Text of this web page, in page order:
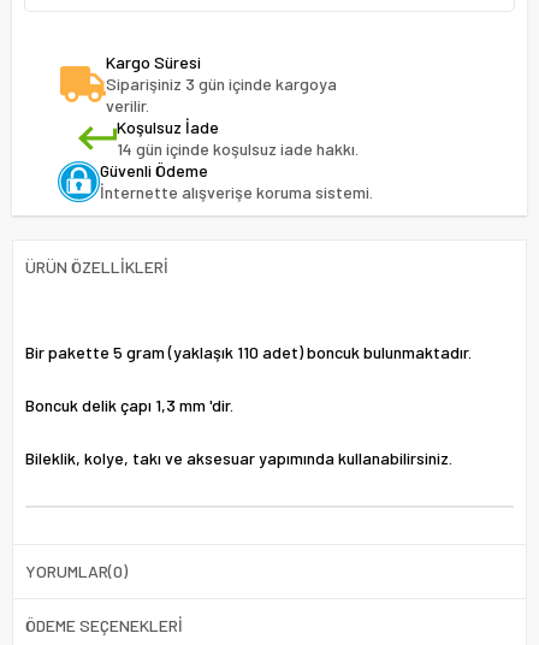
Kargo Süresi
Siparişiniz 3 gün içinde kargoya
verilir.
Koşulsuz İade
14 gün içinde koşulsuz iade hakkı.
Güvenli Ödeme
İnternette alışverişe koruma sistemi.
ÜRÜN ÖZELLIKLERI
Bir pakette 5 gram (yaklaşık 110 adet) boncuk bulunmaktadır.
Boncuk delik çapı 1,3 mm 'dir.
Bileklik, kolye, takı ve aksesuar yapımında kullanabilirsiniz.
YORUMLAR(0)
ÖDEME SEÇENEKLERI